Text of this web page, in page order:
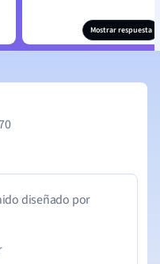
Mostrar respuesta
diseñado por